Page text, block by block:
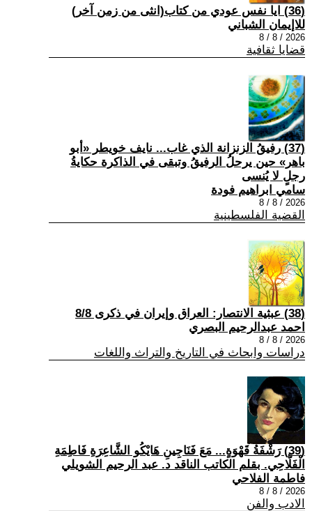
(36) ايا نفس عودي من كتاب(انثى من زمن آخر)
للاإيمان الشباني
2026 / 8 / 8
قضايا ثقافية
(37) رفيقُ الزنزانة الذي غاب... نايف خويطر «أبو
باهر» حين يرحلُ الرفيقُ وتبقى في الذاكرة حكايةُ
رجلٍ لا يُنسى
سامي ابراهيم فودة
2026 / 8 / 8
القضية الفلسطينية
(38) عبثية الانتصار: العراق وإيران في ذكرى 8/8
احمد عبدالرحيم البصري
2026 / 8 / 8
دراسات وابحاث في التاريخ والتراث واللغات
(39) رَشْفَةُ قَهْوَةٍ... مَعَ فَنَاجِينِ هَايْكُو الشَّاعِرَةِ فَاطِمَةِ
الْفَلَّاحِي. بقلم الكاتب الناقد د. عبد الرحيم الشويلي
فاطمة الفلاحي
2026 / 8 / 8
الادب والفن